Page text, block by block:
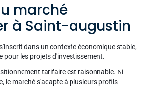
marché
à Saint-augustin
dans un contexte économique stable,
pour les projets d'investissement.
tarifaire est raisonnable. Ni
le marché s'adapte à plusieurs profils